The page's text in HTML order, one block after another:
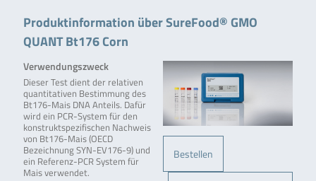
Produktinformation über SureFood® GMO
QUANT Bt176 Corn
Bestellen
Verwendungszweck
Dieser Test dient der relativen
quantitativen Bestimmung des
Bt176-Mais DNA Anteils. Dafür
wird ein PCR-System für den
konstruktspezifischen Nachweis
von Bt176-Mais (OECD
Bezeichnung SYN-EV176-9) und
ein Referenz-PCR System für
Mais verwendet.